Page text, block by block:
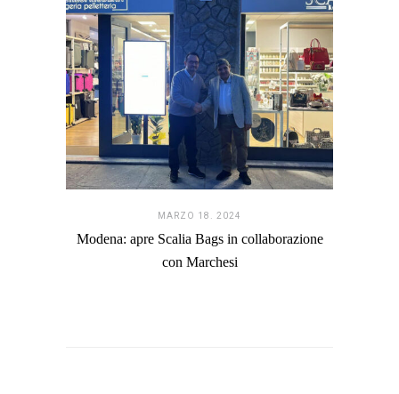
MARZO 18. 2024
Modena: apre Scalia Bags in collaborazione
con Marchesi